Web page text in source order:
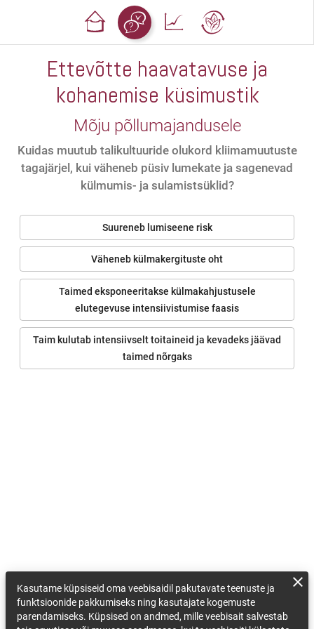
Ettevõtte haavatavuse ja
kohanemise küsimustik
Mõju põllumajandusele
Kuidas muutub talikultuuride olukord kliimamuutuste
tagajärjel, kui väheneb püsiv lumekate ja sagenevad
külmumis- ja sulamistsüklid?
Suureneb lumiseene risk
Väheneb külmakergituste oht
Taimed eksponeeritakse külmakahjustusele
elutegevuse intensiivistumise faasis
Taim kulutab intensiivselt toitaineid ja kevadeks jäävad
taimed nõrgaks
Kasutame küpsiseid oma veebisaidil pakutavate teenuste ja
funktsioonide pakkumiseks ning kasutajate kogemuste
parendamiseks. Küpsised on andmed, mille veebisait salvestab